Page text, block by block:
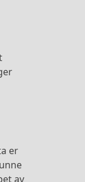
er
av